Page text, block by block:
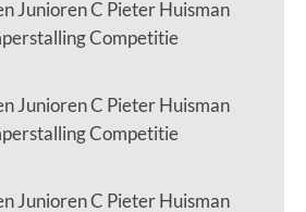
Junioren C Pieter Huisman
Competitie
Junioren C Pieter Huisman
Competitie
Junioren C Pieter Huisman